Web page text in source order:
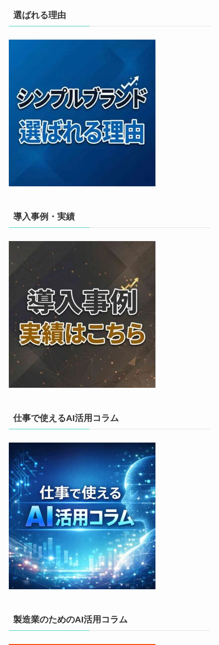
選ばれる理由
導入事例・実績
仕事で使えるAI活用コラム
製造業のためのAI活用コラム